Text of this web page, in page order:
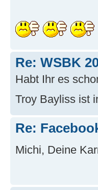
Re: WSBK
Habt Ihr es
Troy Bayliss ist
Re:
Michi, Deine